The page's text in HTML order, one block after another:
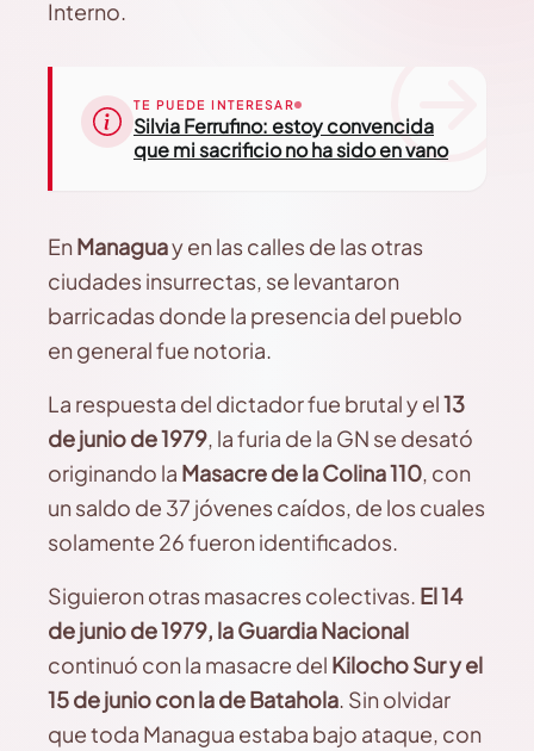
Interno.
TE PUEDE INTERESAR
Silvia Ferrufino: estoy convencida
que mi sacrificio no ha sido en vano
EnManaguay en las calles de las otras
ciudades insurrectas, se levantaron
barricadas donde la presencia del pueblo
en general fue notoria.
La respuesta del dictador fue brutal y el13
de junio de 1979, la furia de la GN se desató
originando la Masacre de la Colina 110, con
un saldo de 37 jóvenes caídos, de los cuales
solamente 26 fueron identificados.
Siguieron otras masacres colectivas. El 14
de junio de 1979, la Guardia Nacional
continuó con la masacre del Kilocho Sur y el
15 de junio con la de Batahola. Sin olvidar
que toda Managua estaba bajo ataque, con